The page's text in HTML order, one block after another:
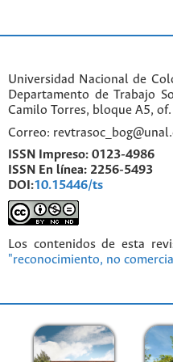
Universidad Nacional de
Departamento de Trabajo
Camilo Torres, bloque A5,
Correo:
ISSN Impreso: 0123-4986
ISSN En línea: 2256-5493
DOI:10.15446/ts
Los contenidos de esta
"reconocimiento, no